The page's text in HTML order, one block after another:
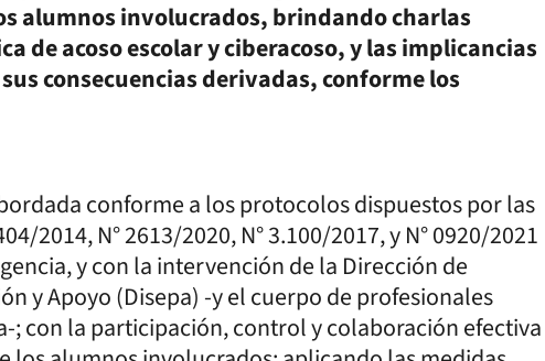
alumnos involucrados, brindando charlas
de acoso escolar y ciberacoso, y las implicancias
consecuencias derivadas, conforme los
conforme a los protocolos dispuestos por las
2014, N° 2613/2020, N° 3.100/2017, y N° 0920/2021
y con la intervención de la Dirección de
y Apoyo (Disepa) -y el cuerpo de profesionales
; con la participación, control y colaboración efectiva